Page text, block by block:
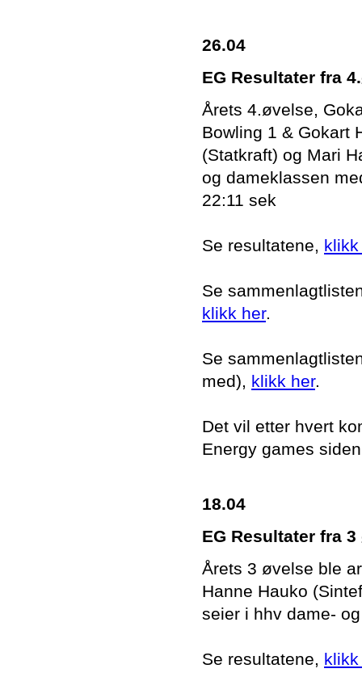
26.04
EG Resultater fra
Årets 4.øvelse,
Bowling 1 & Gokart
(Statkraft) og Mari
og dameklassen
22:11 sek
Se resultatene, klikk
Se
klikk her.
Se
med), klikk her.
Det vil etter hvert
Energy games
18.04
EG Resultater fra
Årets 3 øvelse ble
Hanne Hauko
seier i hhv dame-
Se resultatene, klikk